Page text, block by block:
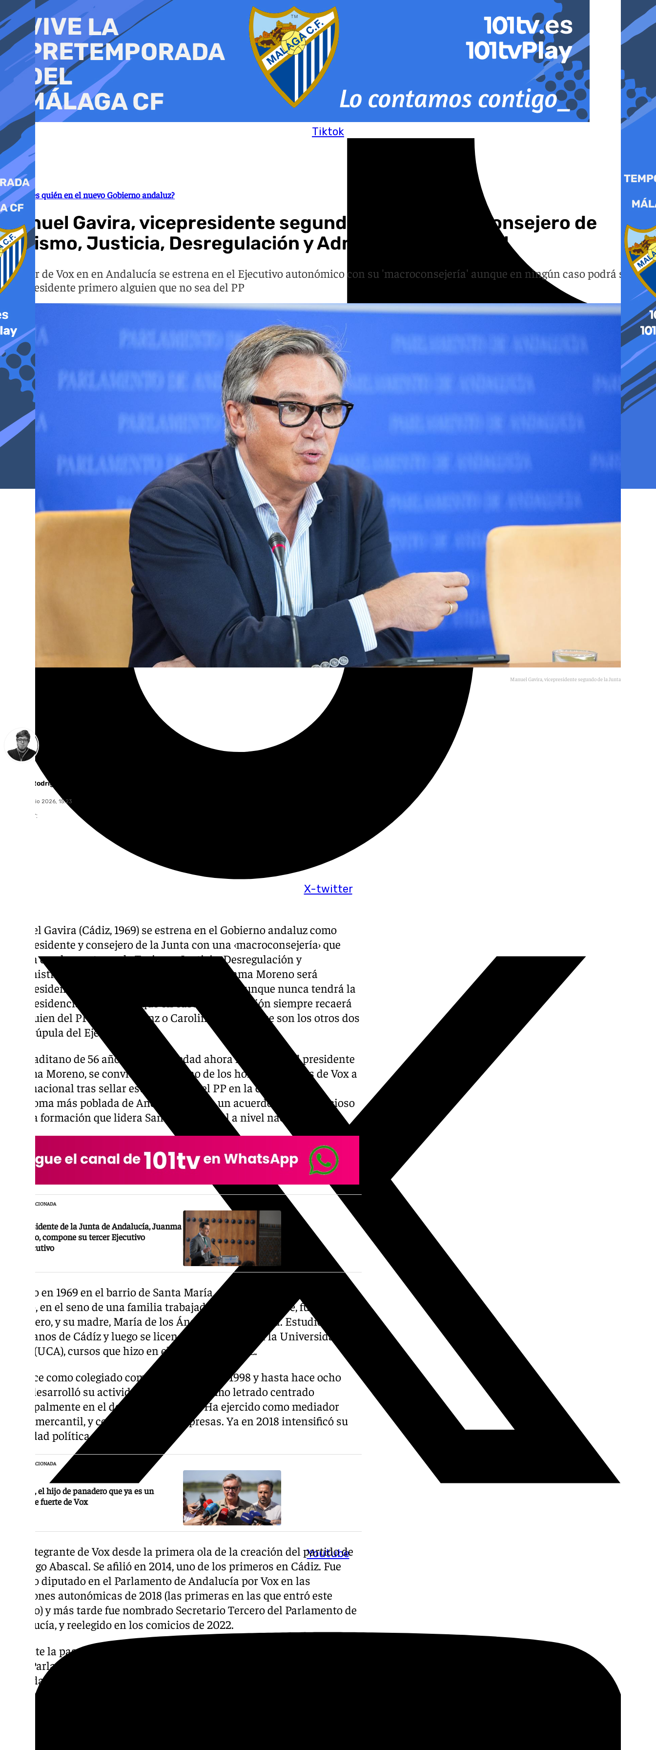
al
contenido
Tiktok
X-twitter
Youtube
¿Quién es quién en el nuevo Gobierno andaluz?
Manuel Gavira, vicepresidente segundo de la Junta y consejero de
Turismo, Justicia, Desregulación y Administración Local
El líder de Vox en en Andalucía se estrena en el Ejecutivo autonómico con su 'macroconsejería' aunque en ningún caso podrá ser
vicepresidente primero alguien que no sea del PP
Manuel Gavira, vicepresidente segundo de la Junta de Andalucía.
Enrique Rodríguez
jueves, 9 julio 2026, 15:23
Compartir:
Manuel Gavira (Cádiz, 1969) se estrena en el Gobierno andaluz como
vicepresidente y consejero de la Junta con una ‹macroconsejería› que
cuenta con las carteras de Turismo, Justicia, Desregulación y
Administración Local. Según ha explicado Juanma Moreno será
vicepresidente segundo dentro de la estructura, aunque nunca tendrá la
vicepresidencia primera, ya que en caso de sustitución siempre recaerá
en alguien del PP: Antonio Sanz o Carolina España, que son los otros dos
en la cúpula del Ejecutivo.
Este gaditano de 56 años, la misma edad ahora mismo que el presidente
Juanma Moreno, se convierte así en uno de los hombres fuertes de Vox a
nivel nacional tras sellar este pacto con el PP en la comunidad
autónoma más poblada de Andalucía y con un acuerdo muy beneficioso
para la formación que lidera Santiago Abascal a nivel nacional.
NOTICIA RELACIONADA
El presidente de la Junta de Andalucía, Juanma
Moreno, compone su tercer Ejecutivo
consecutivo
Nacido en 1969 en el barrio de Santa María, creció en la barriada de
Loreto, en el seno de una familia trabajadora: su padre, José, fue
panadero, y su madre, María de los Ángeles, ama de casa. Estudió en los
Salesianos de Cádíz y luego se licenció en Derecho en la Universidad de
Cádiz (UCA), cursos que hizo en el Campus de Jerez.
Aparece como colegiado como abogado desde 1998 y hasta hace ocho
años desarrolló su actividad profesional como letrado centrado
principalmente en el derecho mercantil. Ha ejercido como mediador
civil y mercantil, y como asesor de empresas. Ya en 2018 intensificó su
actividad política.
NOTICIA RELACIONADA
Gavira, el hijo de panadero que ya es un
hombre fuerte de Vox
Fue integrante de Vox desde la primera ola de la creación del partido de
Santiago Abascal. Se afilió en 2014, uno de los primeros en Cádiz. Fue
elegido diputado en el Parlamento de Andalucía por Vox en las
elecciones autonómicas de 2018 (las primeras en las que entró este
partido) y más tarde fue nombrado Secretario Tercero del Parlamento de
Andalucía, y reelegido en los comicios de 2022.
Durante la pasada legislatura ya asumió la portavocía del grupo de Vox
en el Parlamento y el 26 de marzo de 2026 se anunció que sería el
candidato de Vox a la Presidencia de la Junta de Andalucía en las
elecciones al Parlamento de Andalucía de 2026. A primeros de julio